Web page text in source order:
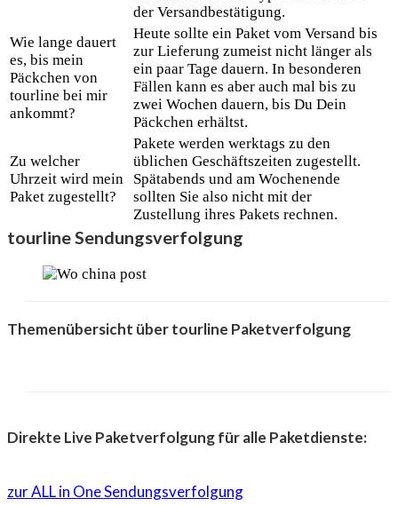
der Versandbestätigung.
Wie lange dauert
es, bis mein
Päckchen von
tourline bei mir
ankommt?
Heute sollte ein Paket vom Versand bis
zur Lieferung zumeist nicht länger als
ein paar Tage dauern. In besonderen
Fällen kann es aber auch mal bis zu
zwei Wochen dauern, bis Du Dein
Päckchen erhältst.
Zu welcher
Uhrzeit wird mein
Paket zugestellt?
Pakete werden werktags zu den
üblichen Geschäftszeiten zugestellt.
Spätabends und am Wochenende
sollten Sie also nicht mit der
Zustellung ihres Pakets rechnen.
tourline Sendungsverfolgung
Themenübersicht über tourline Paketverfolgung
Direkte Live Paketverfolgung für alle Paketdienste:
zur ALL in One Sendungsverfolgung